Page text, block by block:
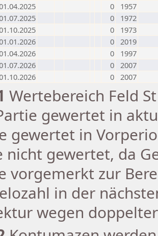
0
1957
0
1972
0
1973
0 2019
0
1997
0 2007
0 2007
Wertebereich Feld
gewertet in
gewertet in
nicht gewertet, da
vorgemerkt zur
in der
wegen